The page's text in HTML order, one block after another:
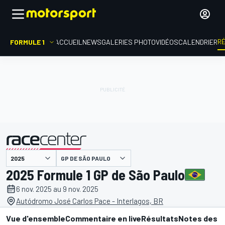
FORMULE 1 ACCUEIL NEWSGALERIES PHOTOVIDÉOSCALENDRIER
présenté par GP DE SÃO PAULO
2025 Formule 1 GP de São Paulo
6 nov. 2025 au 9 nov. 2025
Autódromo José Carlos Pace - Interlagos, BR
Vue d'ensembleCommentaire en liveRésultatsNotes des